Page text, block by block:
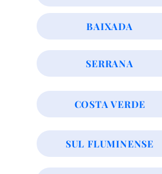
BAIXADA
SERRANA
COSTA VERDE
SUL FLUMINENSE